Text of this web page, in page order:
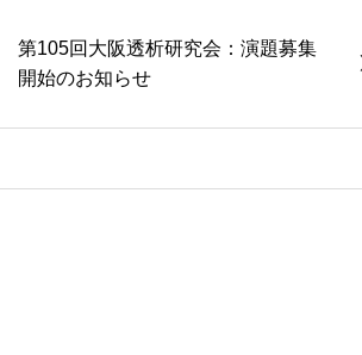
第105回大阪透析研究会：演題募集
開始のお知らせ